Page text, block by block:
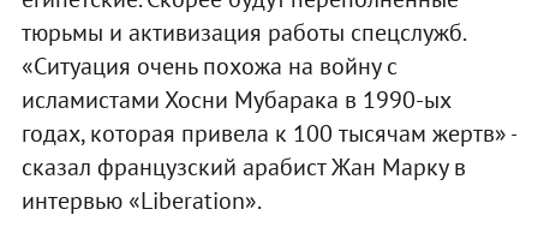
тюрьмы и активизация работы спецслужб.
«Ситуация очень похожа на войну с
исламистами Хосни Мубарака в 1990-ых
годах, которая привела к 100 тысячам жертв» -
сказал французский арабист Жан Марку в
интервью «Liberation».